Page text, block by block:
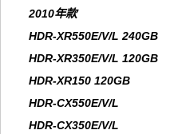
2010年款
HDR-XR550E/V/L 240GB
HDR-XR350E/V/L 120GB
HDR-XR150 120GB
HDR-CX550E/V/L
HDR-CX350E/V/L